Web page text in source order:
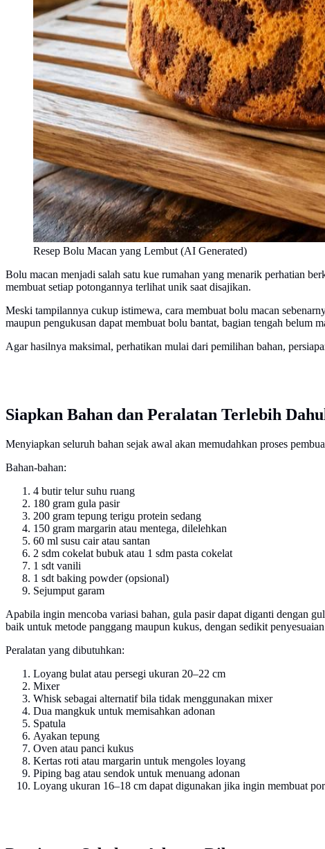
Resep Bolu Macan yang Lembut (AI Generated)
Bolu macan menjadi salah satu kue rumahan yang menarik perhatian
membuat setiap potongannya terlihat unik saat disajikan.
Meski tampilannya cukup istimewa, cara membuat bolu macan
maupun pengukusan dapat membuat bolu bantat, bagian tengah belum
Agar hasilnya maksimal, perhatikan mulai dari pemilihan bahan,
Siapkan Bahan dan Peralatan Terlebih
Menyiapkan seluruh bahan sejak awal akan memudahkan proses
Bahan-bahan:
4 butir telur suhu ruang
180 gram gula pasir
200 gram tepung terigu protein sedang
150 gram margarin atau mentega, dilelehkan
60 ml susu cair atau santan
2 sdm cokelat bubuk atau 1 sdm pasta cokelat
1 sdt vanili
1 sdt baking powder (opsional)
Sejumput garam
Apabila ingin mencoba variasi bahan, gula pasir dapat diganti dengan
baik untuk metode panggang maupun kukus, dengan sedikit
Peralatan yang dibutuhkan:
Loyang bulat atau persegi ukuran 20–22 cm
Mixer
Whisk sebagai alternatif bila tidak menggunakan mixer
Dua mangkuk untuk memisahkan adonan
Spatula
Ayakan tepung
Oven atau panci kukus
Kertas roti atau margarin untuk mengoles loyang
Piping bag atau sendok untuk menuang adonan
Loyang ukuran 16–18 cm dapat digunakan jika ingin membuat